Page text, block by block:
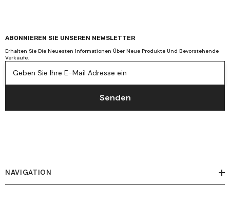
ABONNIEREN SIE UNSEREN NEWSLETTER
Erhalten Sie Die Neuesten Informationen Über Neue Produkte Und Bevorstehende
Verkäufe.
Geben Sie Ihre E-Mail Adresse ein
Senden
NAVIGATION